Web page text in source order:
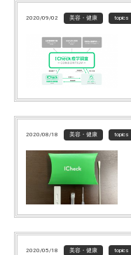
2020/09/02 美容・健康 topics
2020/08/18 美容・健康 topics
2020/05/18 美容・健康 topics